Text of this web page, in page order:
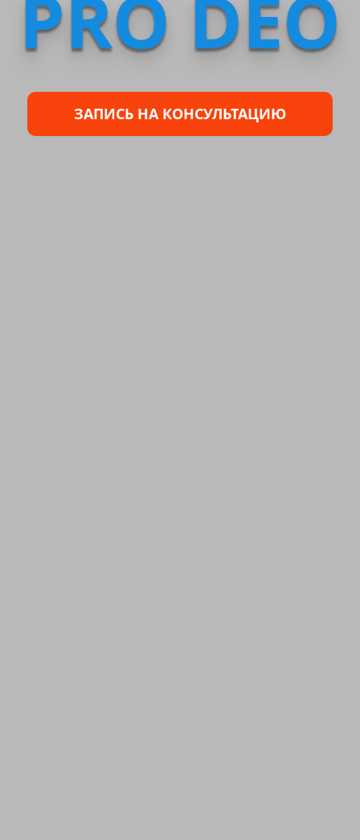
PRO DEO
ЗАПИСЬ НА КОНСУЛЬТАЦИЮ